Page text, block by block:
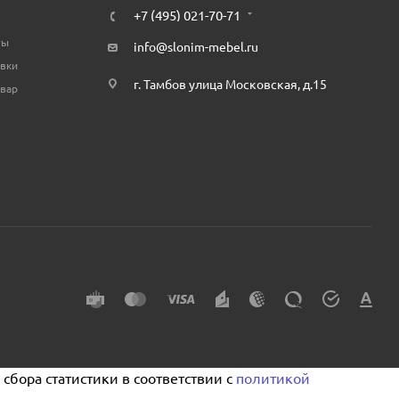
+7 (495) 021-70-71
info@slonim-mebel.ru
г. Тамбов улица Московская, д.15
статистики в соответствии с политикой